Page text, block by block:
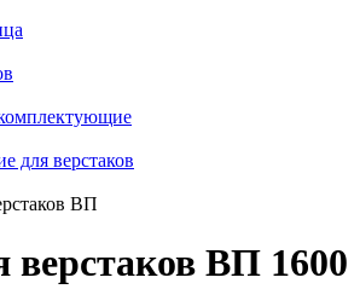
для верстаков
ВП
верстаков ВП 1600